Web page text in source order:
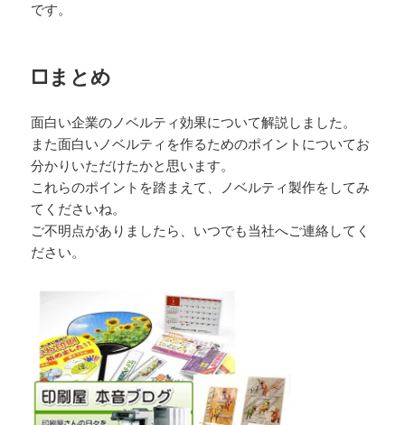
です。
□まとめ
面白い企業のノベルティ効果について解説しました。
また面白いノベルティを作るためのポイントについてお
分かりいただけたかと思います。
これらのポイントを踏まえて、ノベルティ製作をしてみ
てくださいね。
ご不明点がありましたら、いつでも当社へご連絡してく
ださい。